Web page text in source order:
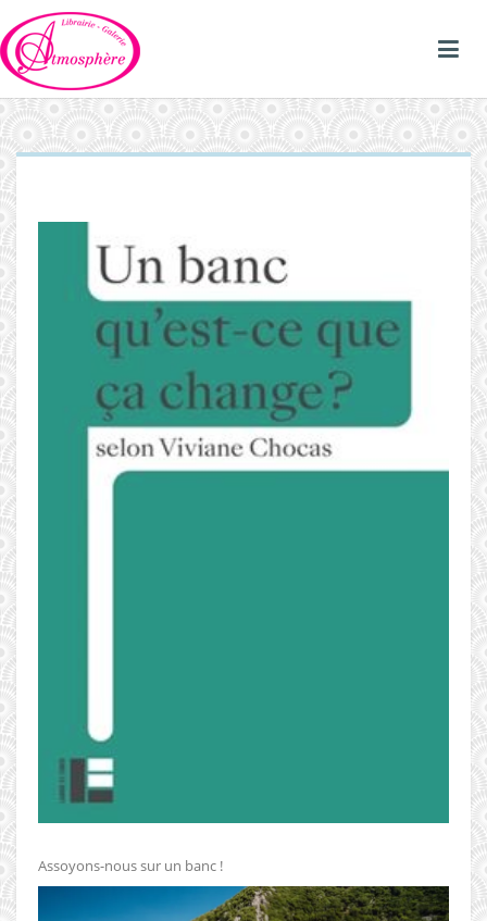
Assoyons-nous sur un banc !